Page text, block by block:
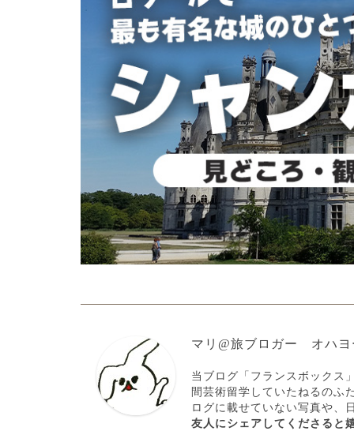
マリ@旅ブロガー オハヨ
当ブログ「フランスボックス
間芸術留学していたねるのふ
ログに載せていない写真や、
友人にシェアしてくださると